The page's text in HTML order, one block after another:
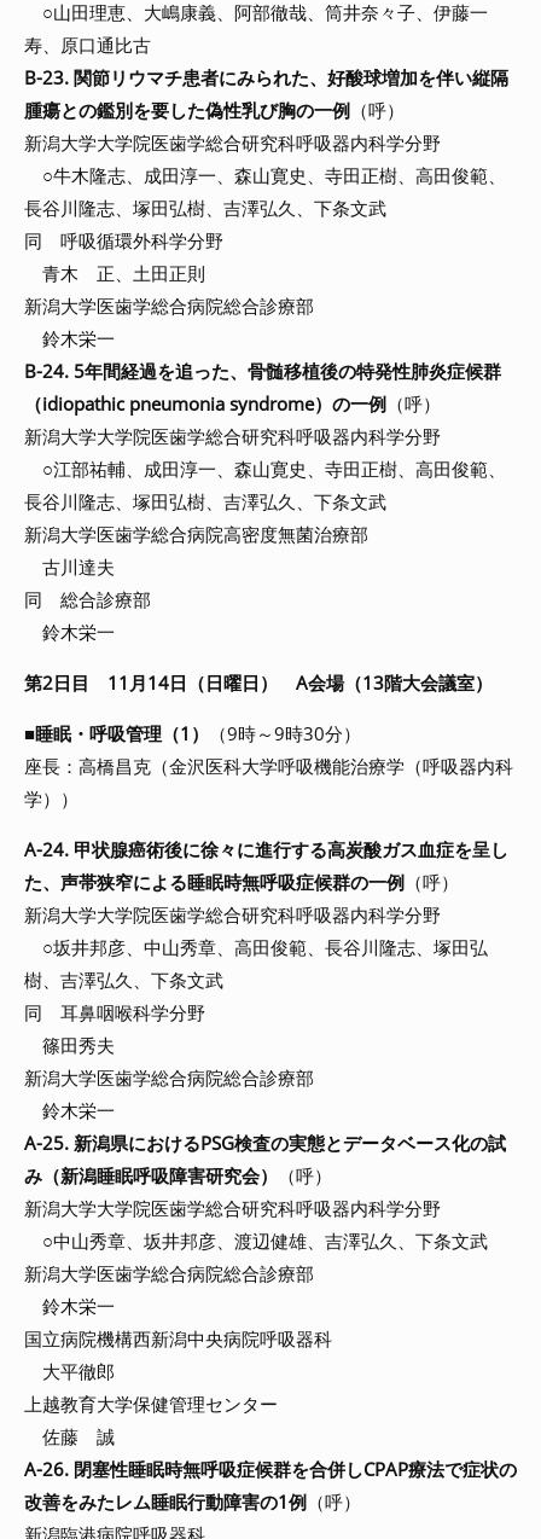
○山田理恵、大嶋康義、阿部徹哉、筒井奈々子、伊藤一
寿、原口通比古
B-23. 関節リウマチ患者にみられた、好酸球増加を伴い縦隔
腫瘍との鑑別を要した偽性乳び胸の一例 （呼）
新潟大学大学院医歯学総合研究科呼吸器内科学分野
○牛木隆志、成田淳一、森山寛史、寺田正樹、高田俊範、
長谷川隆志、塚田弘樹、吉澤弘久、下条文武
同 呼吸循環外科学分野
青木 正、土田正則
新潟大学医歯学総合病院総合診療部
鈴木栄一
B-24. 5年間経過を追った、骨髄移植後の特発性肺炎症候群
（idiopathic pneumonia syndrome）の一例 （呼）
新潟大学大学院医歯学総合研究科呼吸器内科学分野
○江部祐輔、成田淳一、森山寛史、寺田正樹、高田俊範、
長谷川隆志、塚田弘樹、吉澤弘久、下条文武
新潟大学医歯学総合病院高密度無菌治療部
古川達夫
同 総合診療部
鈴木栄一
第2日目 11月14日（日曜日） A会場（13階大会議室）
■睡眠・呼吸管理（1）
（9時～9時30分）
座長：高橋昌克（金沢医科大学呼吸機能治療学（呼吸器内科
学））
A-24. 甲状腺癌術後に徐々に進行する高炭酸ガス血症を呈し
た、声帯狭窄による睡眠時無呼吸症候群の一例 （呼）
新潟大学大学院医歯学総合研究科呼吸器内科学分野
○坂井邦彦、中山秀章、高田俊範、長谷川隆志、塚田弘
樹、吉澤弘久、下条文武
同 耳鼻咽喉科学分野
篠田秀夫
新潟大学医歯学総合病院総合診療部
鈴木栄一
A-25. 新潟県におけるPSG検査の実態とデータベース化の試
み（新潟睡眠呼吸障害研究会）
（呼）
新潟大学大学院医歯学総合研究科呼吸器内科学分野
○中山秀章、坂井邦彦、渡辺健雄、吉澤弘久、下条文武
新潟大学医歯学総合病院総合診療部
鈴木栄一
国立病院機構西新潟中央病院呼吸器科
大平徹郎
上越教育大学保健管理センター
佐藤 誠
A-26. 閉塞性睡眠時無呼吸症候群を合併しCPAP療法で症状の
改善をみたレム睡眠行動障害の1例 （呼）
新潟臨港病院呼吸器科